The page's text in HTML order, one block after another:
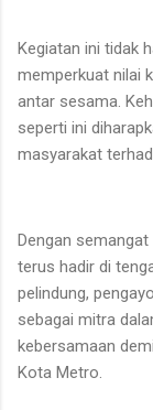
Kegiatan ini tidak
memperkuat nilai
antar sesama.
seperti ini
masyarakat
Dengan
terus hadir di
pelindung,
sebagai mitra
kebersamaan
Kota Metro.